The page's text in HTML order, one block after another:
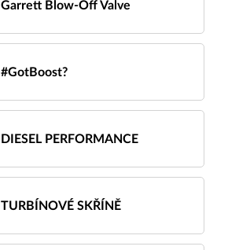
Garrett Blow-Off Valve
#GotBoost?
DIESEL PERFORMANCE
TURBÍNOVÉ SKŘÍNĚ